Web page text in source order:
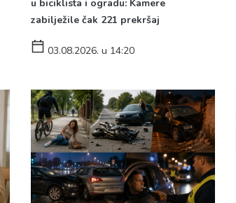
u biciklista i ogradu: Kamere
zabilježile čak 221 prekršaj
03.08.2026. u 14:20